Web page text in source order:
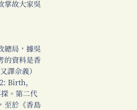
掌故大家吳
總局，據吳
的資料是香
譯佘義）
Birth,
。第二代
至於《香島